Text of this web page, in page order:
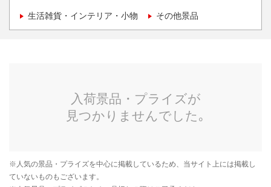
生活雑貨・インテリア・小物 その他景品